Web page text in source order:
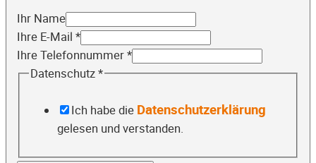
Ihr Name
Ihre E-Mail *
Ihre Telefonnummer*
Datenschutz*
Ich habe die Datenschutzerklärung
gelesen und verstanden.